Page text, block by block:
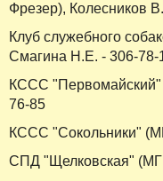
Фрезер), Колесников
Клуб служебного
Смагина Н.Е. - 306-78-
КССС
76-85
КССС "Сокольники"
СПД "Щелковская"